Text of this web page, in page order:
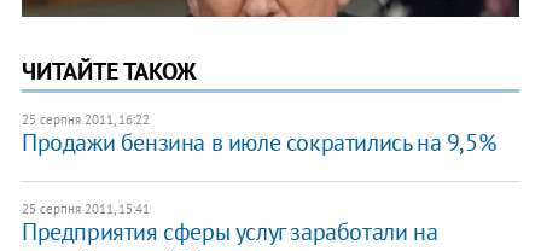
ЧИТАЙТЕ ТАКОЖ
25 серпня 2011, 16:22
Продажи бензина в июле сократились на 9,5%
25 серпня 2011, 15:41
Предприятия сферы услуг заработали на